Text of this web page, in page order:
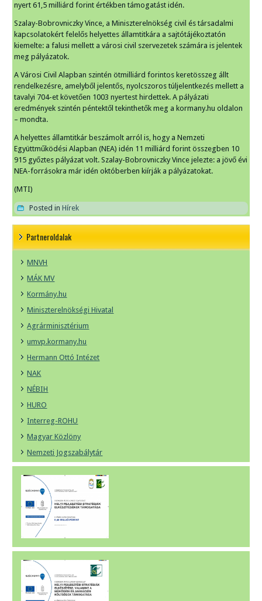
nyert 61,5 milliárd forint értékben támogatást idén.
Szalay-Bobrovniczky Vince, a Miniszterelnökség civil és társadalmi
kapcsolatokért felelős helyettes államtitkára a sajtótájékoztatón
kiemelte: a falusi mellett a városi civil szervezetek számára is jelentek
meg pályázatok.
A Városi Civil Alapban szintén ötmilliárd forintos keretösszeg állt
rendelkezésre, amelyből jelentős, nyolcszoros túljelentkezés mellett a
tavalyi 704-et követően 1003 nyertest hirdettek. A pályázati
eredmények szintén péntektől tekinthetők meg a kormany.hu oldalon
– mondta.
A helyettes államtitkár beszámolt arról is, hogy a Nemzeti
Együttműködési Alapban (NEA) idén 11 milliárd forint összegben 10
915 győztes pályázat volt. Szalay-Bobrovniczky Vince jelezte: a jövő évi
NEA-forrásokra már idén októberben kiírják a pályázatokat.
(MTI)
Posted in Hírek
Partneroldalak
MNVH
MÁK MV
Kormány.hu
Miniszterelnökségi Hivatal
Agrárminisztérium
umvp.kormany.hu
Hermann Ottó Intézet
NAK
NÉBIH
HURO
Interreg-ROHU
Magyar Közlöny
Nemzeti Jogszabálytár